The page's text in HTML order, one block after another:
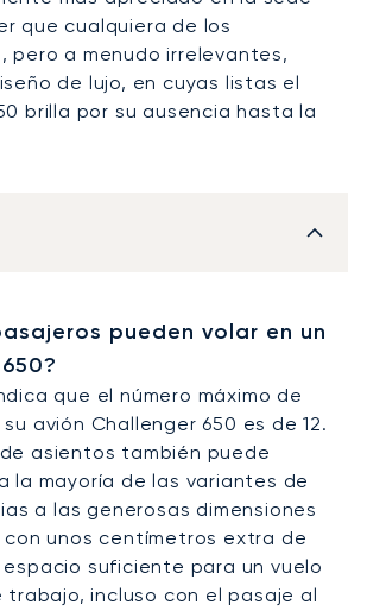
que cualquiera de los
pero a menudo irrelevantes,
de lujo, en cuyas listas el
brilla por su ausencia hasta la
pueden volar en un
que el número máximo de
avión Challenger 650 es de 12.
asientos también puede
la mayoría de las variantes de
a las generosas dimensiones
con unos centímetros extra de
espacio suficiente para un vuelo
trabajo, incluso con el pasaje al